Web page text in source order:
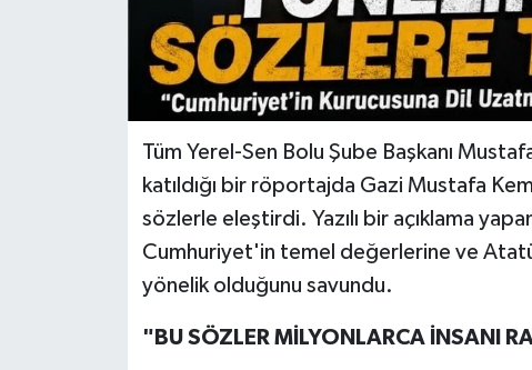
Tüm Yerel-Sen Bolu Şube Başkanı
katıldığı bir röportajda Gazi Mustafa
sözlerle eleştirdi. Yazılı bir açıklama
Cumhuriyet'in temel değerlerine ve
yönelik olduğunu savundu.
"BU SÖZLER MİLYONLARCA İNSANI